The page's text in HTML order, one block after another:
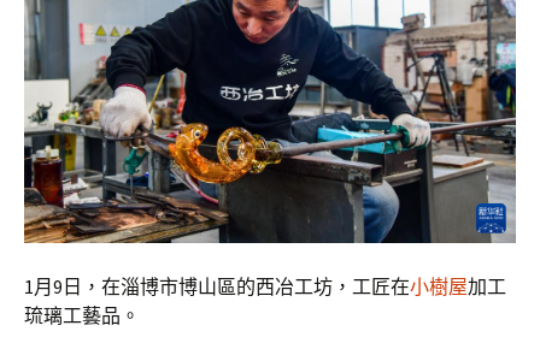
1月9日，在淄博市博山區的西冶工坊，工匠在小樹屋加工
琉璃工藝品。